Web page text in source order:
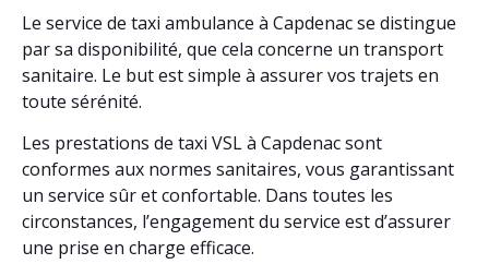
Le service de taxi ambulance à Capdenac se distingue
par sa disponibilité, que cela concerne un transport
sanitaire. Le but est simple à assurer vos trajets en
toute sérénité.
Les prestations de taxi VSL à Capdenac sont
conformes aux normes sanitaires, vous garantissant
un service sûr et confortable. Dans toutes les
circonstances, l’engagement du service est d’assurer
une prise en charge efficace.